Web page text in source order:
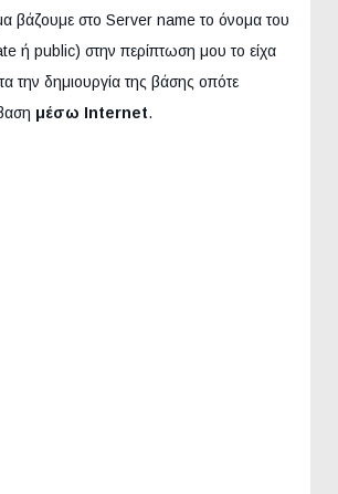
βάζουμε στο Server name το όνομα του
ή public) στην περίπτωση μου το είχα
την δημιουργία της βάσης οπότε
μέσω Internet.